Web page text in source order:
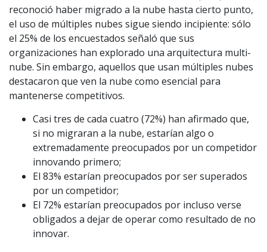
reconoció haber migrado a la nube hasta cierto punto,
el uso de múltiples nubes sigue siendo incipiente: sólo
el 25% de los encuestados señaló que sus
organizaciones han explorado una arquitectura multi-
nube. Sin embargo, aquellos que usan múltiples nubes
destacaron que ven la nube como esencial para
mantenerse competitivos.
Casi tres de cada cuatro (72%) han afirmado que,
si no migraran a la nube, estarían algo o
extremadamente preocupados por un competidor
innovando primero;
El 83% estarían preocupados por ser superados
por un competidor;
El 72% estarían preocupados por incluso verse
obligados a dejar de operar como resultado de no
innovar.